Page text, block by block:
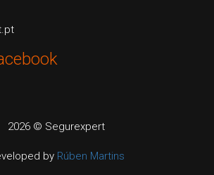
2026 © Segurexpert
by Rúben Martins